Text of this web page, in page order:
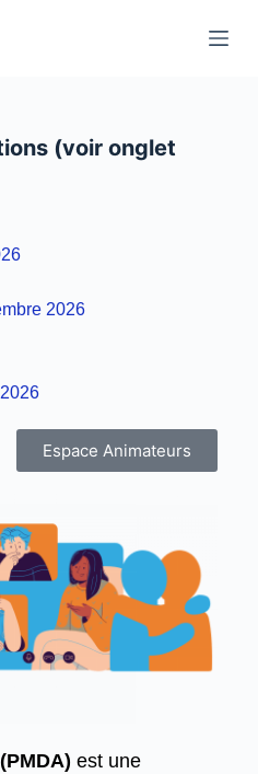
(voir onglet
2026
Espace Animateurs
est une